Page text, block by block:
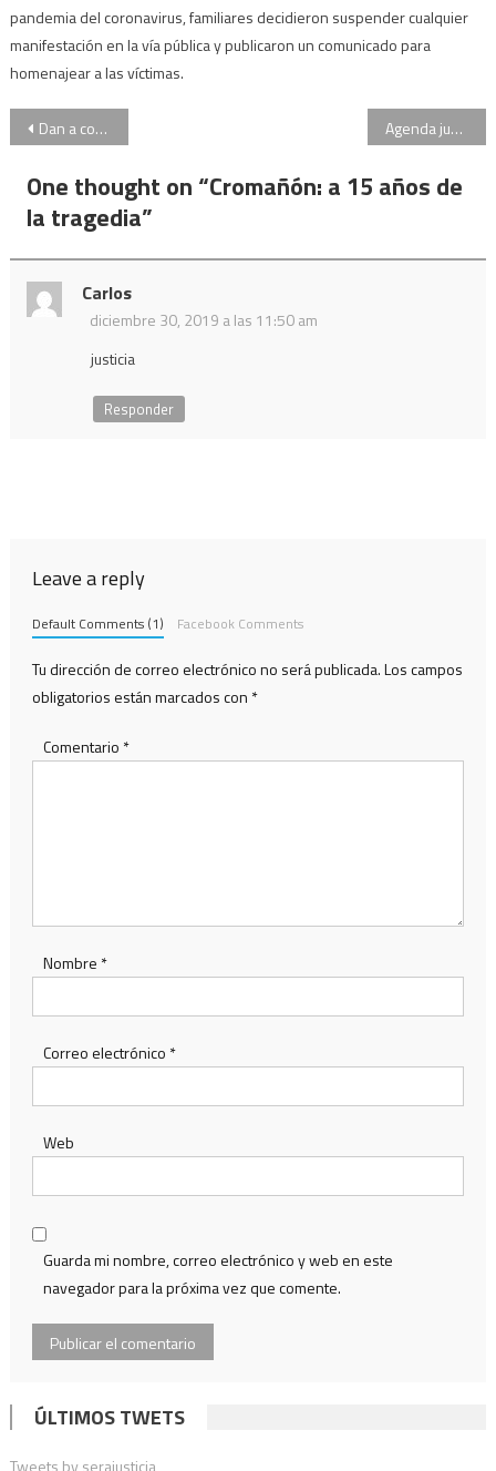
pandemia del coronavirus, familiares decidieron suspender cualquier
manifestación en la vía pública y publicaron un comunicado para
homenajear a las víctimas.
Navegación
de
entradas
Dan a conocer el veredicto contra el exintendente de Paraná Sergio Varisco en el juicio por narcotráfico Agenda judicial: qué hay que esperar tras la feria judicial
One thought on “Cromañón: a 15 años de
la tragedia”
Carlos
diciembre 30, 2019 a las 11:50 am
justicia
Responder
Leave a reply
Default Comments (1) Facebook Comments
Tu dirección de correo electrónico no será publicada.Los campos
obligatorios están marcados con *
Comentario *
Nombre *
Correo electrónico *
Web
Guarda mi nombre, correo electrónico y web en este
navegador para la próxima vez que comente.
ÚLTIMOS TWETS
Tweets by serajusticia